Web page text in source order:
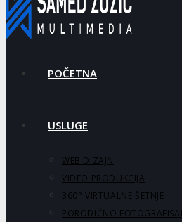
POČETNA
USLUGE
WEB DIZAJN
VIDEO PRODUKCIJA
360° VIRTUALNE ŠETNJE
PORODIČNO